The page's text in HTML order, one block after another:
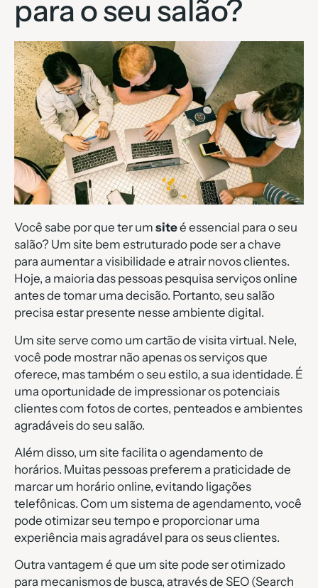
para o seu salão?
Você sabe por que ter um siteé essencial para o seu
salão? Um site bem estruturado pode ser a chave
para aumentar a visibilidade e atrair novos clientes.
Hoje, a maioria das pessoas pesquisa serviços online
antes de tomar uma decisão. Portanto, seu salão
precisa estar presente nesse ambiente digital.
Um site serve como um cartão de visita virtual. Nele,
você pode mostrar não apenas os serviços que
oferece, mas também o seu estilo, a sua identidade. É
uma oportunidade de impressionar os potenciais
clientes com fotos de cortes, penteados e ambientes
agradáveis do seu salão.
Além disso, um site facilita o agendamento de
horários. Muitas pessoas preferem a praticidade de
marcar um horário online, evitando ligações
telefônicas. Com um sistema de agendamento, você
pode otimizar seu tempo e proporcionar uma
experiência mais agradável para os seus clientes.
Outra vantagem é que um site pode ser otimizado
para mecanismos de busca, através de SEO (Search